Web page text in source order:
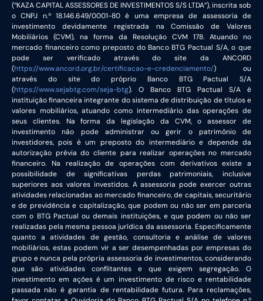
(“KAZA CAPITAL ASSESSORES DE INVESTIMENTOS S/S LTDA”), inscrita sob
o CNPJ n.º 18.146.649/0001-80 é uma empresa de assessoria de
investimento devidamente registrada na Comissão de Valores
Mobiliários (CVM), na forma da Resolução CVM 178. Atuando no
mercado financeiro como preposto do Banco BTG Pactual S/A, o que
pode ser verificado através do site da ANCORD
(https://www.ancord.org.br/certificacao-e-credenciamento/) ou
através do site do próprio Banco BTG Pactual S/A
(https://www.sejabtg.com/seja-btg). O Banco BTG Pactual S/A é
instituição financeira integrante do sistema de distribuição de títulos e
valores mobiliários, atuando como intermediário das operações de
seus clientes. Na forma da legislação da CVM, o assessor de
investimento não pode administrar ou gerir o patrimônio de
investidores, pois é um preposto do intermediário e depende da
autorização prévia do cliente para realizar operações no mercado
financeiro. Na realização de operações com derivativos existe a
possibilidade de significativas perdas patrimoniais, inclusive
superiores aos valores investidos. A assessoria pode exercer outras
atividades relacionadas ao mercado financeiro, de capitais, securitário
e de previdência e capitalização, que podem ou não ser em parceria
com o BTG Pactual ou demais instituições, e que podem ou não ser
realizadas pela mesma pessoa jurídica da assessoria. Especificamente
quanto a atividades de gestão, consultoria e análise de valores
mobiliários, estas podem vir a ser desempenhadas por empresas do
grupo e nunca pela própria assessoria de investimentos, considerando
que são atividades conflitantes e que exigem segregação. O
investimento em ações é um investimento de risco e rentabilidade
passada não é garantia de rentabilidade futura. Para reclamações,